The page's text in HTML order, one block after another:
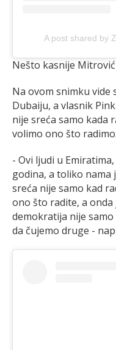
A post shared by
Nešto kasnije
Na ovom snimku vide
Dubaiju, a vlasnik
nije sreća samo kada
volimo ono što radimo.
- Ovi ljudi u
godina, a toliko nama
sreća nije samo kad
ono što radite, a onda
demokratija nije
da čujemo druge -